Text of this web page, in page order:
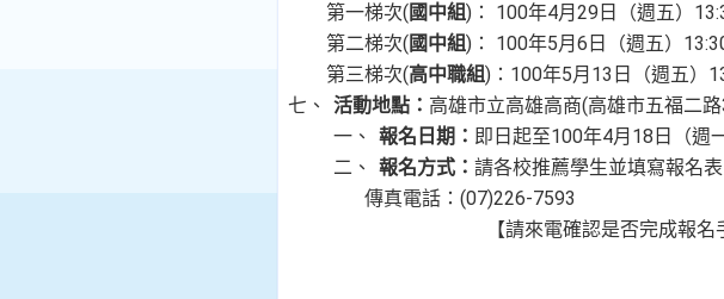
第一梯次(國中組)： 100年4月29日（週五）
第二梯次(國中組)： 100年5月6日（週五）
第三梯次(高中職組)：100年5月13日（週五）
七、
活動地點： 高雄市立高雄高商(高雄市五福二
一、
報名日期： 即日起至100年4月18日（週
二、
報名方式： 請各校推薦學生並填寫報名
傳真電話： (07)226-7593
【請來電確認是否完成報